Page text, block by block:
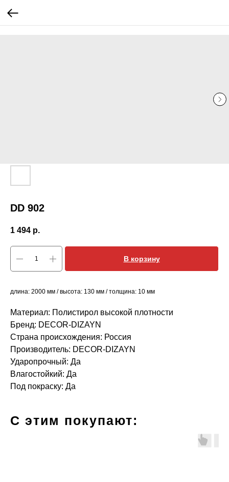
DD 902
1 494 р.
В корзину
длина: 2000 мм / высота: 130 мм / толщина: 10 мм
Материал: Полистирол высокой плотности
Бренд: DECOR-DIZAYN
Страна происхождения: Россия
Производитель: DECOR-DIZAYN
Ударопрочный: Да
Влагостойкий: Да
Под покраску: Да
С этим покупают: